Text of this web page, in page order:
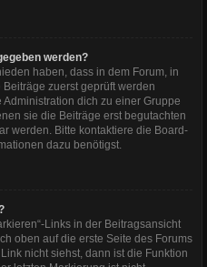
werden?
haben, dass in dem Forum, in
zuerst geprüft werden
dich zu einer Gruppe
sie die Beiträge erst begutachten
werden. Bitte kontaktiere die Board-
dazu benötigst.
Links in der Beitragsansicht
oben auf die erste Seite des Forums
nicht siehst, dann ist die Funktion